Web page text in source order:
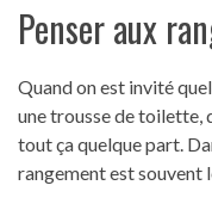
Penser aux
Quand on est invité
une trousse de toilette,
tout ça quelque part.
rangement est souvent